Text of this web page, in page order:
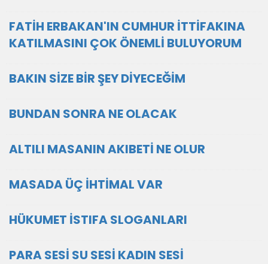
FATİH ERBAKAN'IN CUMHUR İTTİFAKINA
KATILMASINI ÇOK ÖNEMLİ BULUYORUM
BAKIN SİZE BİR ŞEY DİYECEĞİM
BUNDAN SONRA NE OLACAK
ALTILI MASANIN AKIBETİ NE OLUR
MASADA ÜÇ İHTİMAL VAR
HÜKUMET İSTIFA SLOGANLARI
PARA SESİ SU SESİ KADIN SESİ